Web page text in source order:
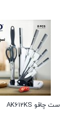
ست چاقو AK612KS